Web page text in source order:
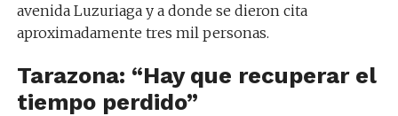
avenida Luzuriaga y a donde se dieron cita
aproximadamente tres mil personas.
Tarazona: “Hay que recuperar el
tiempo perdido”